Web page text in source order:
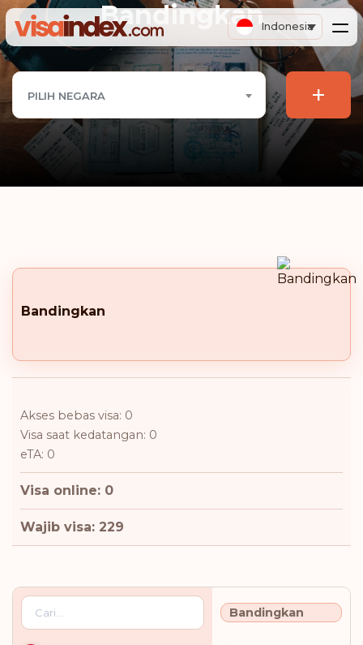
Indonesia
Bandingkan
PILIH NEGARA +
Bandingkan
Akses bebas visa: 0
Visa saat kedatangan: 0
eTA: 0
Visa online: 0
Wajib visa: 229
Bandingkan